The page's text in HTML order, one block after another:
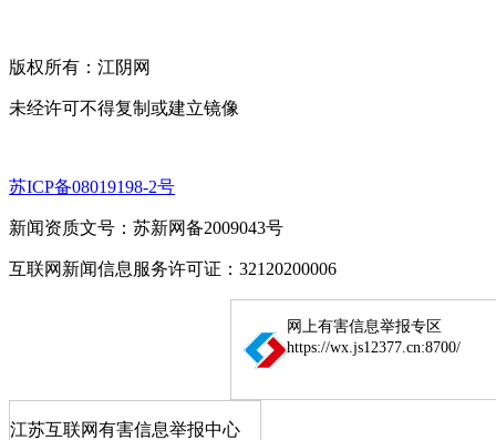
版权所有：江阴网
未经许可不得复制或建立镜像
苏ICP备08019198-2号
新闻资质文号：苏新网备2009043号
互联网新闻信息服务许可证：32120200006
网上有害信息举报专区
https://wx.js12377.cn:8700/
江苏互联网有害信息举报中心